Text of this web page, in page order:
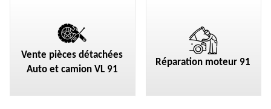
Vente pièces détachées
Auto et camion VL 91
Réparation moteur 91